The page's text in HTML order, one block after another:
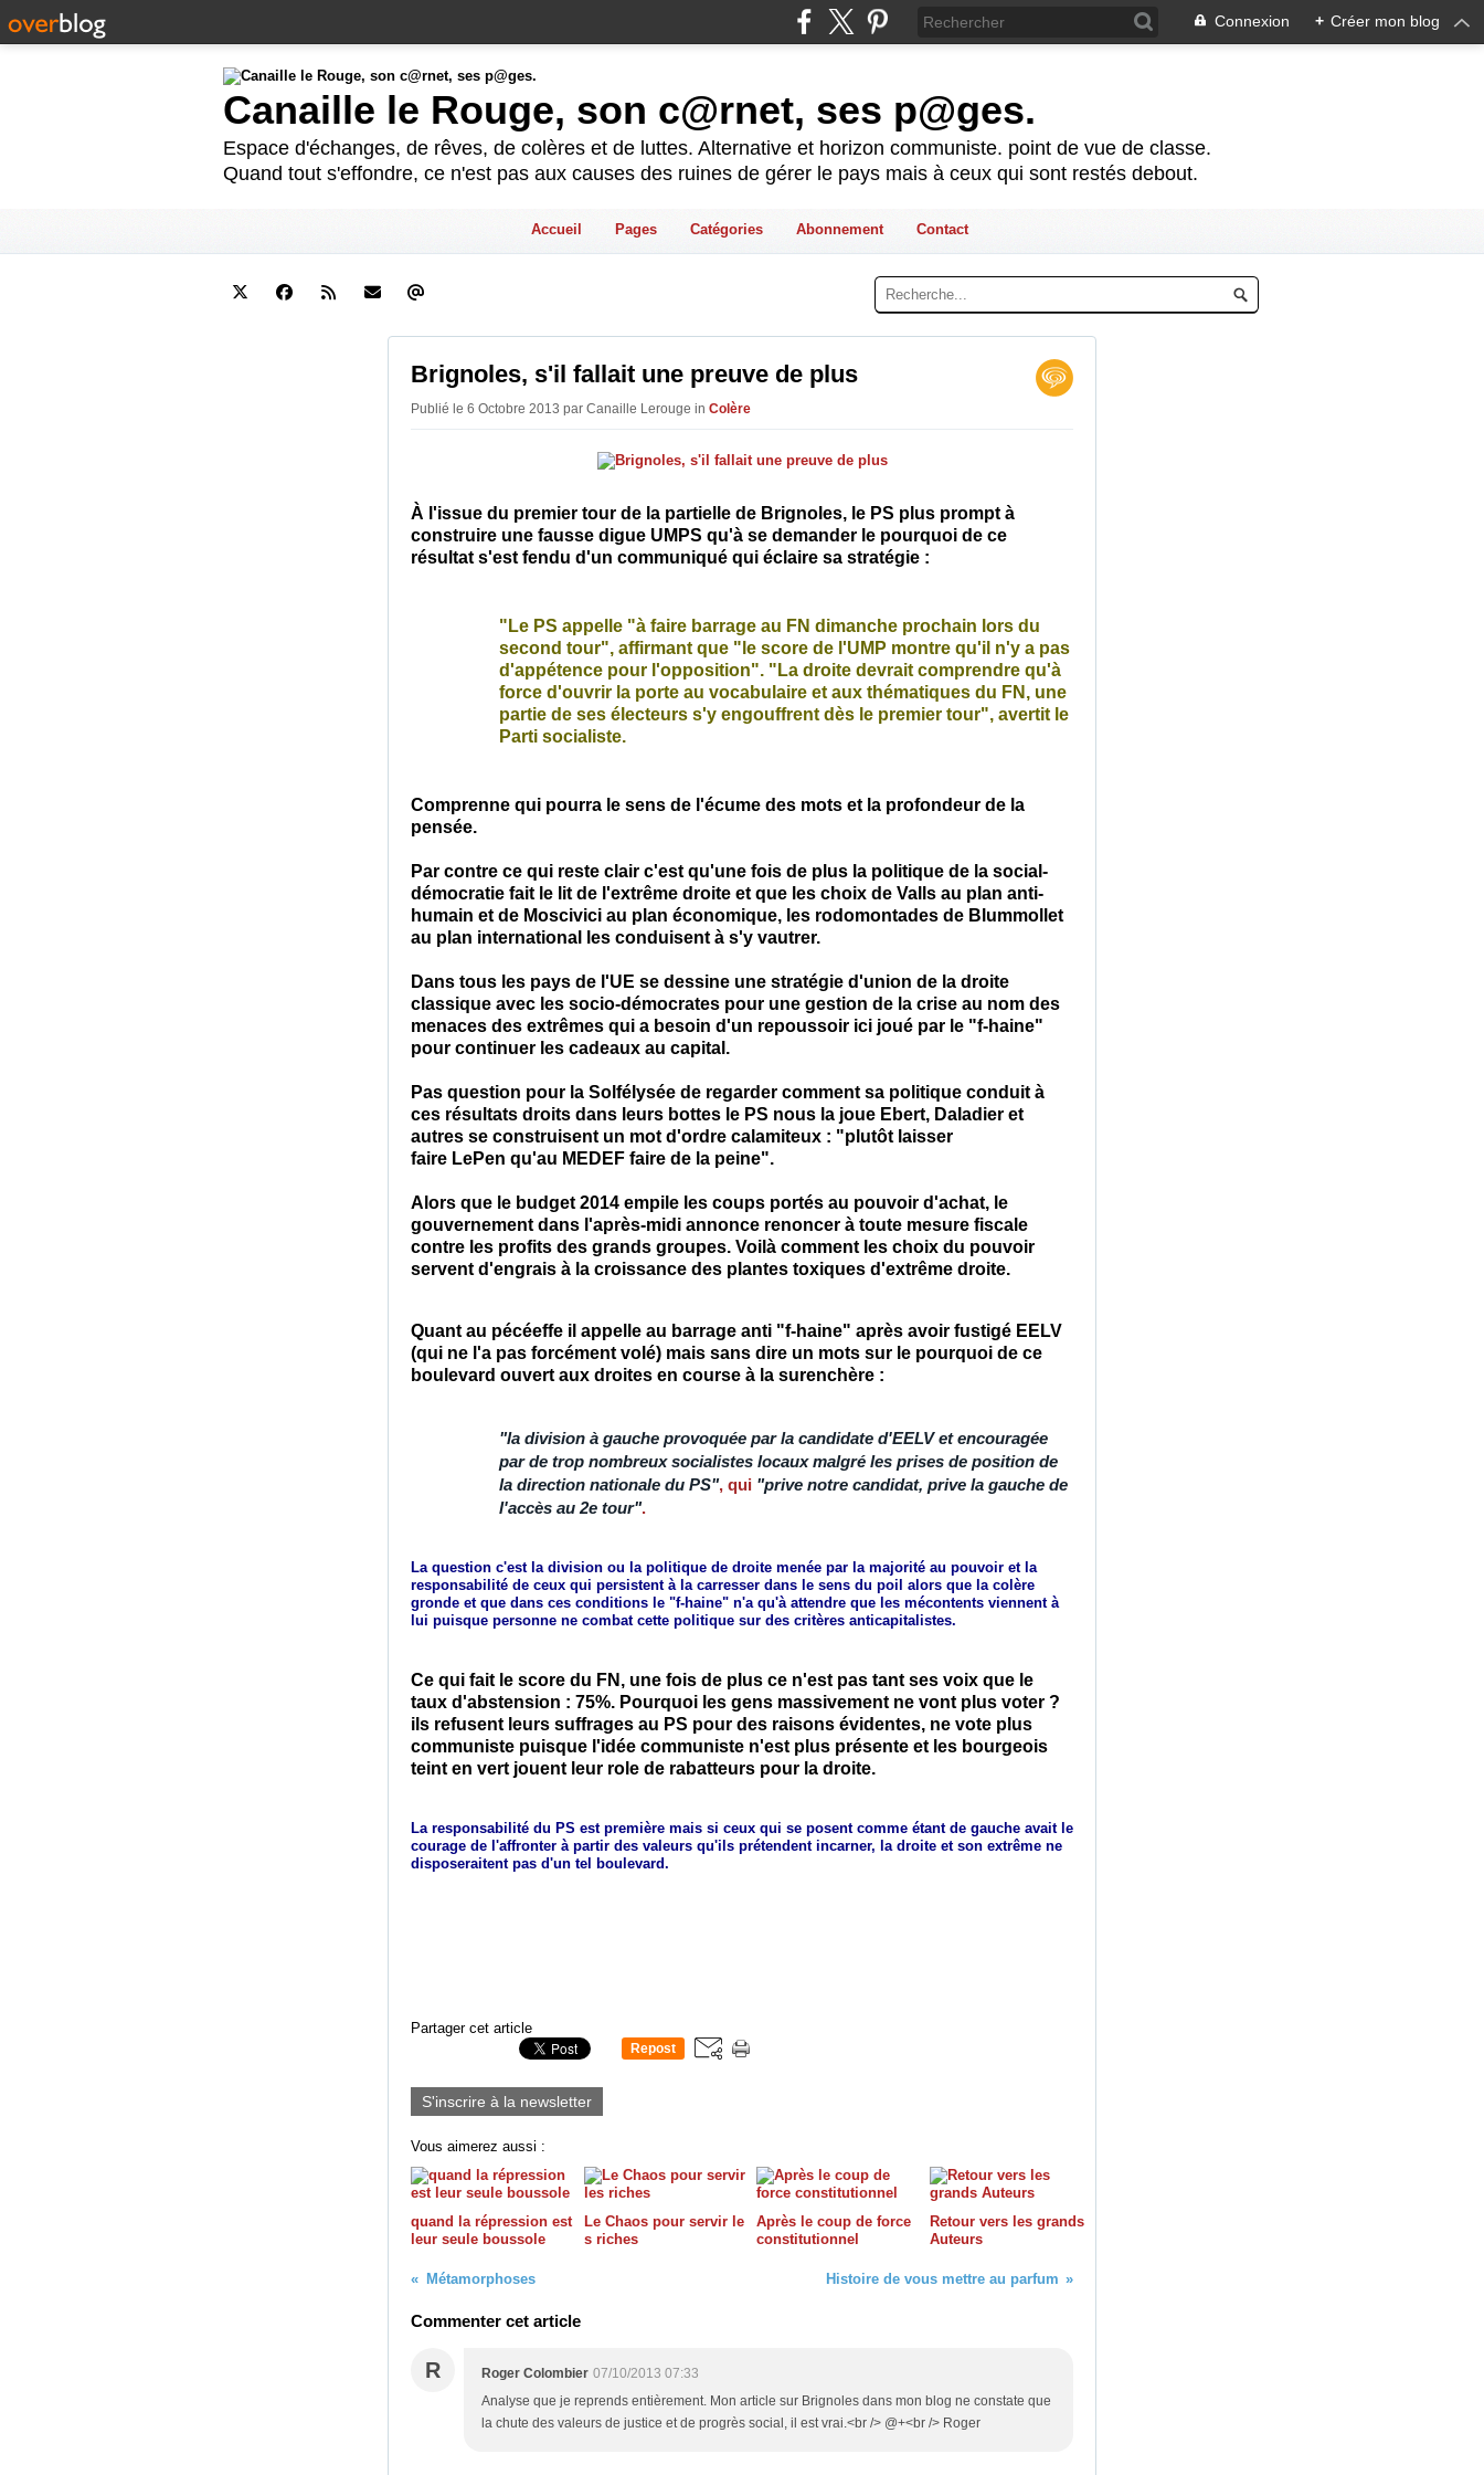
Connexion + Créer mon blog
Canaille le Rouge, son c@rnet, ses p@ges.
Espace d'échanges, de rêves, de colères et de luttes. Alternative et horizon communiste. point de vue de classe.
Quand tout s'effondre, ce n'est pas aux causes des ruines de gérer le pays mais à ceux qui sont restés debout.
Accueil Pages Catégories Abonnement Contact
Brignoles, s'il fallait une preuve de plus
Publié le 6 Octobre 2013 par Canaille Lerouge in Colère
À l'issue du premier tour de la partielle de Brignoles, le PS plus prompt à
construire une fausse digue UMPS qu'à se demander le pourquoi de ce
résultat s'est fendu d'un communiqué qui éclaire sa stratégie :
"Le PS appelle "à faire barrage au FN dimanche prochain lors du
second tour", affirmant que "le score de l'UMP montre qu'il n'y a pas
d'appétence pour l'opposition". "La droite devrait comprendre qu'à
force d'ouvrir la porte au vocabulaire et aux thématiques du FN, une
partie de ses électeurs s'y engouffrent dès le premier tour", avertit le
Parti socialiste.
Comprenne qui pourra le sens de l'écume des mots et la profondeur de la
pensée.
Par contre ce qui reste clair c'est qu'une fois de plus la politique de la social-
démocratie fait le lit de l'extrême droite et que les choix de Valls au plan anti-
humain et de Moscivici au plan économique, les rodomontades de Blummollet
au plan international les conduisent à s'y vautrer.
Dans tous les pays de l'UE se dessine une stratégie d'union de la droite
classique avec les socio-démocrates pour une gestion de la crise au nom des
menaces des extrêmes qui a besoin d'un repoussoir ici joué par le "f-haine"
pour continuer les cadeaux au capital.
Pas question pour la Solfélysée de regarder comment sa politique conduit à
ces résultats droits dans leurs bottes le PS nous la joue Ebert, Daladier et
autres se construisent un mot d'ordre calamiteux : "plutôt laisser
faire LePen qu'au MEDEF faire de la peine".
Alors que le budget 2014 empile les coups portés au pouvoir d'achat, le
gouvernement dans l'après-midi annonce renoncer à toute mesure fiscale
contre les profits des grands groupes. Voilà comment les choix du pouvoir
servent d'engrais à la croissance des plantes toxiques d'extrême droite.
Quant au pécéeffe il appelle au barrage anti "f-haine" après avoir fustigé EELV
(qui ne l'a pas forcément volé) mais sans dire un mots sur le pourquoi de ce
boulevard ouvert aux droites en course à la surenchère :
"la division à gauche provoquée par la candidate d'EELV et encouragée
par de trop nombreux socialistes locaux malgré les prises de position de
la direction nationale du PS", qui "prive notre candidat, prive la gauche de
l'accès au 2e tour".
La question c'est la division ou la politique de droite menée par la majorité au pouvoir et la
responsabilité de ceux qui persistent à la carresser dans le sens du poil alors que la colère
gronde et que dans ces conditions le "f-haine" n'a qu'à attendre que les mécontents viennent à
lui puisque personne ne combat cette politique sur des critères anticapitalistes.
Ce qui fait le score du FN, une fois de plus ce n'est pas tant ses voix que le
taux d'abstension : 75%. Pourquoi les gens massivement ne vont plus voter ?
ils refusent leurs suffrages au PS pour des raisons évidentes, ne vote plus
communiste puisque l'idée communiste n'est plus présente et les bourgeois
teint en vert jouent leur role de rabatteurs pour la droite.
La responsabilité du PS est première mais si ceux qui se posent comme étant de gauche avait le
courage de l'affronter à partir des valeurs qu'ils prétendent incarner, la droite et son extrême ne
disposeraitent pas d'un tel boulevard.
Partager cet article
Repost
S'inscrire à la newsletter
Vous aimerez aussi :
quand la répression est
leur seule boussole
Le Chaos pour servir le
s riches
Après le coup de force
constitutionnel
Retour vers les grands
Auteurs
Métamorphoses Histoire de vous mettre au parfum
Commenter cet article
R Roger Colombier 07/10/2013 07:33
Analyse que je reprends entièrement. Mon article sur Brignoles dans mon blog ne constate que
la chute des valeurs de justice et de progrès social, il est vrai.<br /> @+<br /> Roger